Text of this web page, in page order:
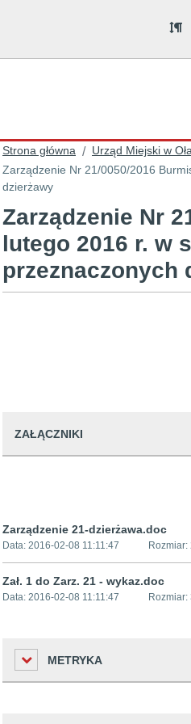
Strona główna / Urząd Miejski w
Zarządzenie Nr 21/0050/2016
dzierżawy
Zarządzenie Nr
lutego 2016 r. w
przeznaczonych
ZAŁĄCZNIKI
Zarządzenie 21-dzierżawa.doc
Data: 2016-02-08 11:11:47 Rozmiar:
Zał. 1 do Zarz. 21 - wykaz.doc
Data: 2016-02-08 11:11:47 Rozmiar:
METRYKA